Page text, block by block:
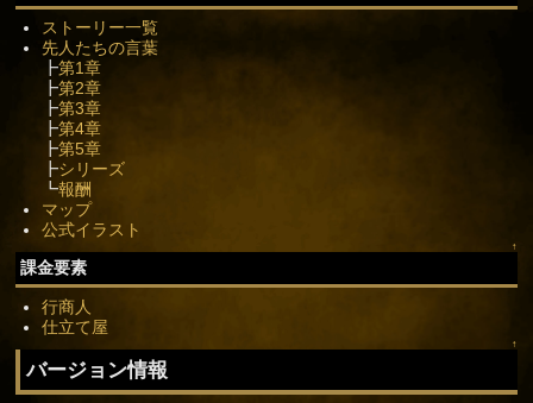
ストーリー一覧
先人たちの言葉
┣第1章
┣第2章
┣第3章
┣第4章
┣第5章
┣シリーズ
┗報酬
マップ
公式イラスト
↑
課金要素
行商人
仕立て屋
↑
バージョン情報